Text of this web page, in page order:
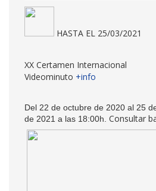
HASTA EL 25/03/2021
XX Certamen Internacional
Videominuto +info
Del 22 de octubre de 2020 al 25
de 2021 a las 18:00h. Consultar